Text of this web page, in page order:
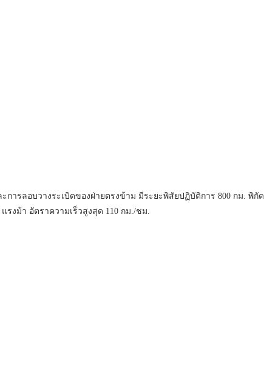
การลอบวางระเบิดของฝ่ายตรงข้าม มีระยะพิสัยปฏิบัติการ 800 กม. พิกัด
งม้า อัตราความเร็วสูงสุด 110 กม./ชม.